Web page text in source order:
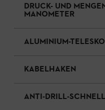
DRUCK- UND
MANOMETER
ALUMINIUM-
KABELHAKEN
ANTI-DRILL-